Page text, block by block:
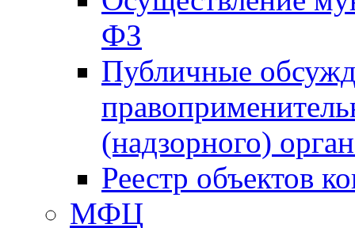
ФЗ
Публичные
(надзорного)
Реестр объектов
МФЦ